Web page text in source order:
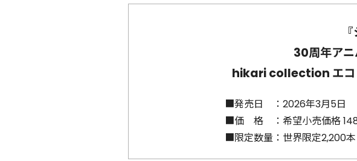
30周年ア
hikari collection エコ
■発売日 ： 2026年3月5日
■価 格 ： 希望小売価格
■限定数量： 世界限定2,200本